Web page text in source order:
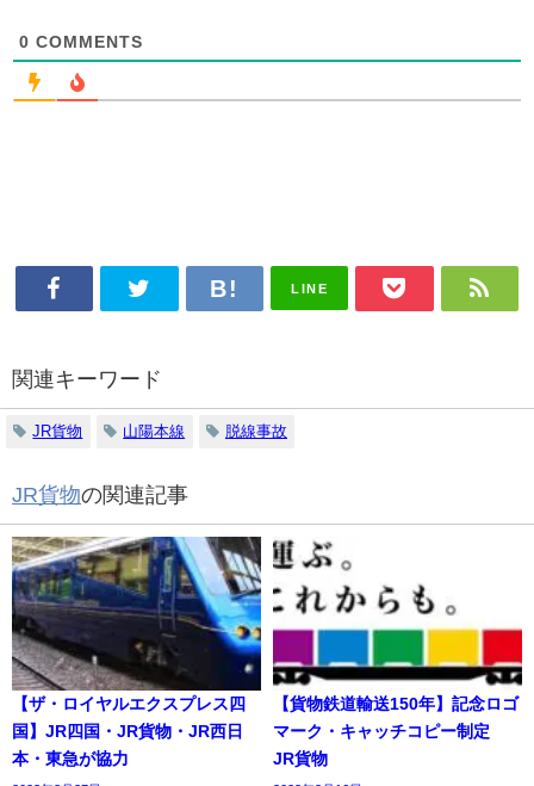
0 COMMENTS
LINE
関連キーワード
JR貨物 山陽本線 脱線事故
JR貨物の関連記事
【ザ・ロイヤルエクスプレス四
国】JR四国・JR貨物・JR西日
本・東急が協力
【貨物鉄道輸送150年】記念ロゴ
マーク・キャッチコピー制定
JR貨物